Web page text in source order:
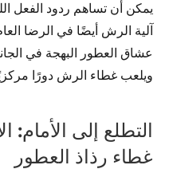
يمكن أن تساهم ردود الفعل
آلية الرش أيضًا في الرضا
عشاق العطور البهجة في
ويلعب غطاء الرش دورًا
التطلع إلى الأمام:
غطاء رذاذ العطور